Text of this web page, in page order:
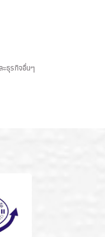
ะธุรกิจอื่นๆ